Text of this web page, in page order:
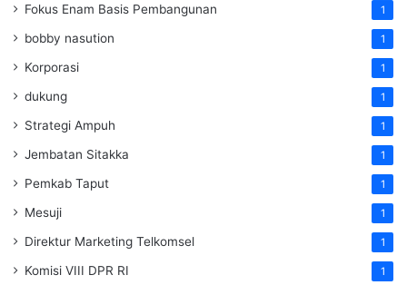
Fokus Enam Basis Pembangunan 1
bobby nasution 1
Korporasi 1
dukung 1
Strategi Ampuh 1
Jembatan Sitakka 1
Pemkab Taput 1
Mesuji 1
Direktur Marketing Telkomsel 1
Komisi VIII DPR RI 1